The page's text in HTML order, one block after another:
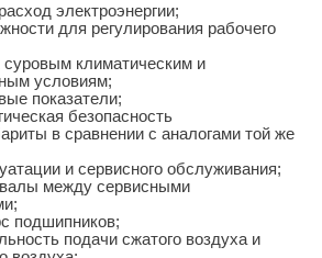
электроэнергии;
для регулирования рабочего
суровым климатическим и
условиям;
показатели;
безопасность
в сравнении с аналогами той же
и сервисного обслуживания;
между сервисными
подшипников;
подачи сжатого воздуха и